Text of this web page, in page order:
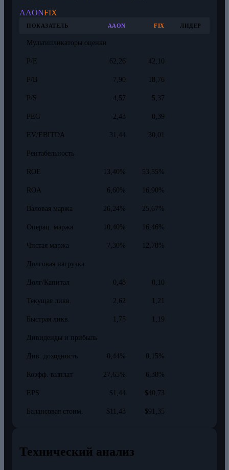
AAONFIX
ПОКАЗАТЕЛЬ AAON FIX ЛИДЕР
Мультипликаторы оценки
P/E 62,26 42,10
P/B 7,90 18,76
P/S 4,57 5,37
PEG -2,43 0,39
EV/EBITDA 31,44 30,01
Рентабельность
ROE 13,40% 53,55%
ROA 6,60% 16,90%
Валовая маржа 26,24% 25,67%
Операц. маржа 10,40% 16,46%
Чистая маржа 7,30% 12,78%
Долговая нагрузка
Долг/Капитал 0,48 0,10
Текущая ликв. 2,62 1,21
Быстрая ликв. 1,75 1,19
Дивиденды и прибыль
Див. доходность 0,44% 0,15%
Коэфф. выплат 27,65% 6,38%
EPS $1,44 $40,73
Балансовая стоим. $11,43 $91,35
Технический анализ